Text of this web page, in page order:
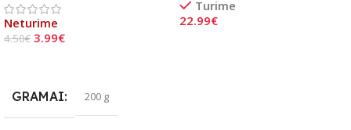
Neturime
4.50€ 3.99€
GRAMAI 200 g
Turime
22.99€